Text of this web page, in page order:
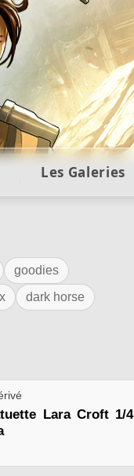
Les Galeries
goodies
dark horse
Lara Croft 1/4